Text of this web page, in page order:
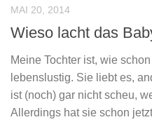
MAI 20, 2014
Wieso lacht das
Meine Tochter ist, wie
lebenslustig. Sie liebt es,
ist (noch) gar nicht scheu,
Allerdings hat sie schon